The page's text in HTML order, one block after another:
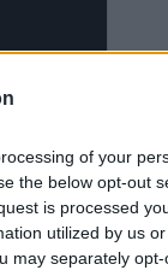
of your
the below opt-out
is processed
utilized by us
may separately
ha